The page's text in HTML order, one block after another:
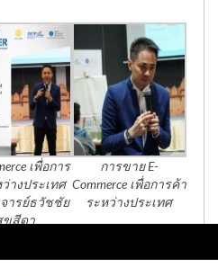
เพื่อการ
างประเทศ
จารย์ธวัชชัย
ขสีดา
การขาย E-
Commerce เพื่อการค้า
ระหว่างประเทศ